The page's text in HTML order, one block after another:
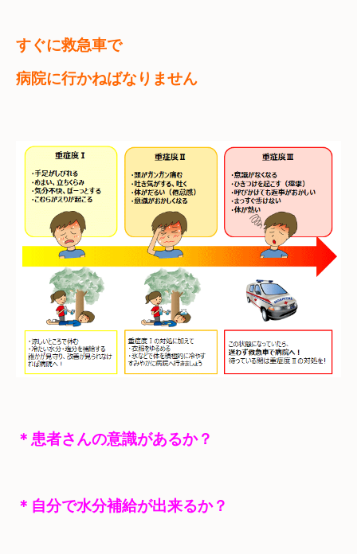
すぐに救急車で
病院に行かねばなりません
＊患者さんの意識があるか？
＊自分で水分補給が出来るか？